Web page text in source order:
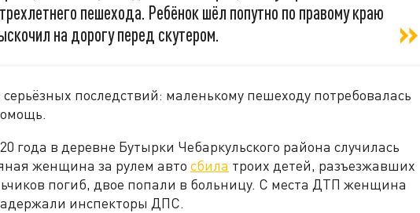
пешехода. Ребёнок шёл попутно по правому краю
на дорогу перед скутером.
последствий: маленькому пешеходу потребовалась
года в деревне Бутырки Чебаркульского района случилась
женщина за рулем авто сбила троих детей, разъезжавших
погиб, двое попали в больницу. С места ДТП женщина
инспекторы ДПС.